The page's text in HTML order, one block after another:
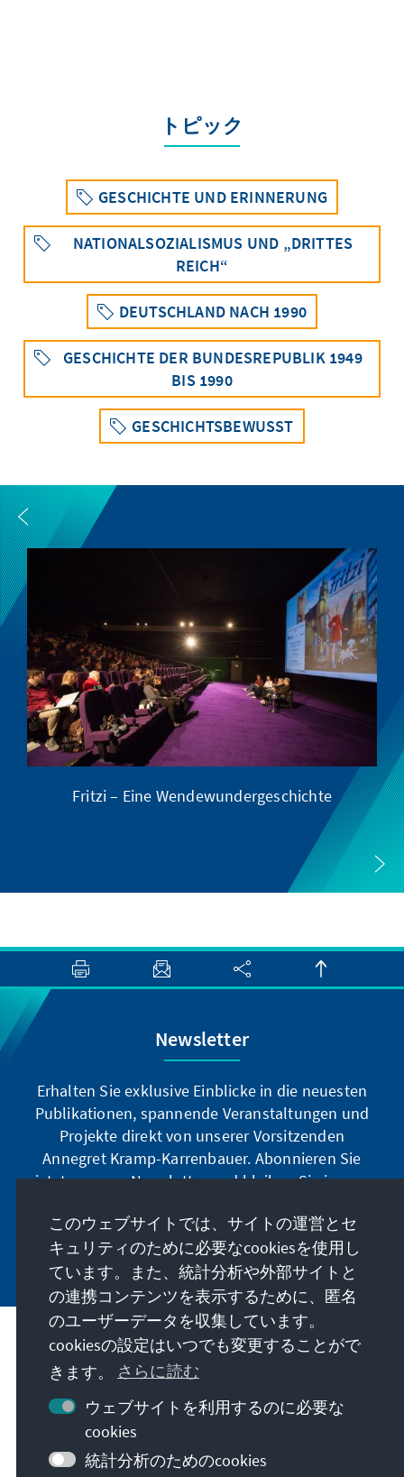
トピック
GESCHICHTE UND ERINNERUNG
NATIONALSOZIALISMUS UND „DRITTES
REICH“
DEUTSCHLAND NACH 1990
GESCHICHTE DER BUNDESREPUBLIK 1949
BIS 1990
GESCHICHTSBEWUSST
Fritzi – Eine Wendewundergeschichte
Newsletter
Erhalten Sie exklusive Einblicke in die neuesten
Publikationen, spannende Veranstaltungen und
Projekte direkt von unserer Vorsitzenden
Annegret Kramp-Karrenbauer. Abonnieren Sie
jetzt unseren Newsletter und bleiben Sie immer
Jetzt abonnieren
私たちのミッション
お問い合わせ
こちらもご覧ください
このウェブサイトでは、サイトの運営とセ
キュリティのために必要なcookiesを使用し
ています。また、統計分析や外部サイトと
の連携コンテンツを表示するために、匿名
のユーザーデータを収集しています。
cookiesの設定はいつでも変更することがで
きます。 さらに読む
ウェブサイトを利用するのに必要な
cookies
統計分析のためのcookies